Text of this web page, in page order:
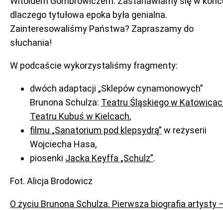
dlaczego tytułowa epoka była genialna.
Zainteresowaliśmy Państwa? Zapraszamy do
słuchania!
W podcaście wykorzystaliśmy fragmenty:
dwóch adaptacji „Sklepów cynamonowych”
Brunona Schulza: Teatru Śląskiego w
Teatru Kubuś w Kielcach,
filmu „Sanatorium pod klepsydrą” w reżyserii
Wojciecha Hasa,
piosenki Jacka Keyffa „Schulz”.
Fot. Alicja Brodowicz
O życiu Brunona Schulza. Pierwsza biografia artysty